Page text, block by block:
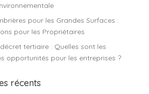
pour les Grandes Surfaces :
pour les Propriétaires
tertiaire : Quelles sont les
opportunités pour les entreprises ?
récents